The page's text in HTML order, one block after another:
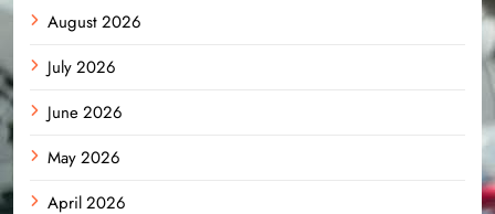
August 2026
July 2026
June 2026
May 2026
April 2026